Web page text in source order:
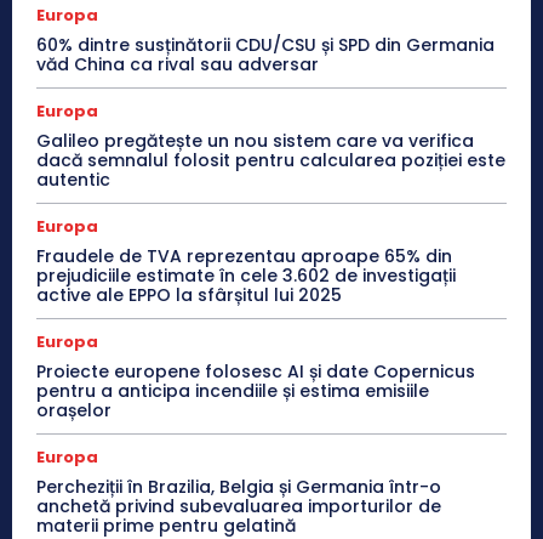
Europa
60% dintre susținătorii CDU/CSU și SPD din Germania
văd China ca rival sau adversar
Europa
Galileo pregătește un nou sistem care va verifica
dacă semnalul folosit pentru calcularea poziției este
autentic
Europa
Fraudele de TVA reprezentau aproape 65% din
prejudiciile estimate în cele 3.602 de investigații
active ale EPPO la sfârșitul lui 2025
Europa
Proiecte europene folosesc AI și date Copernicus
pentru a anticipa incendiile și estima emisiile
orașelor
Europa
Percheziții în Brazilia, Belgia și Germania într-o
anchetă privind subevaluarea importurilor de
materii prime pentru gelatină